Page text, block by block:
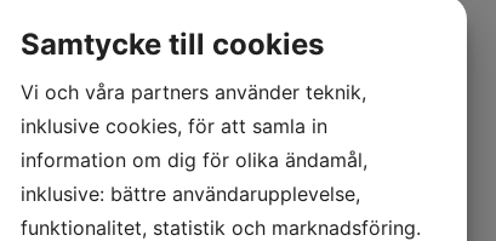
Samtycke till cookies
Vi och våra partners använder teknik,
inklusive cookies, för att samla in
information om dig för olika ändamål,
inklusive: bättre användarupplevelse,
funktionalitet, statistik och marknadsföring.